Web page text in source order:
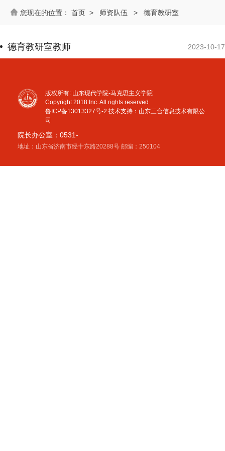
首页 > 师资队伍 > 德育教研室
德育教研室教师 2023-10-17
版权所有: 山东现代学院-马克思主义学院
Copyright 2018 Inc. All rights reserved
鲁ICP备13013327号-2 技术支持：山东三合信息技术有限公
司
院长办公室：0531-
地址：山东省济南市经十东路20288号 邮编：250104